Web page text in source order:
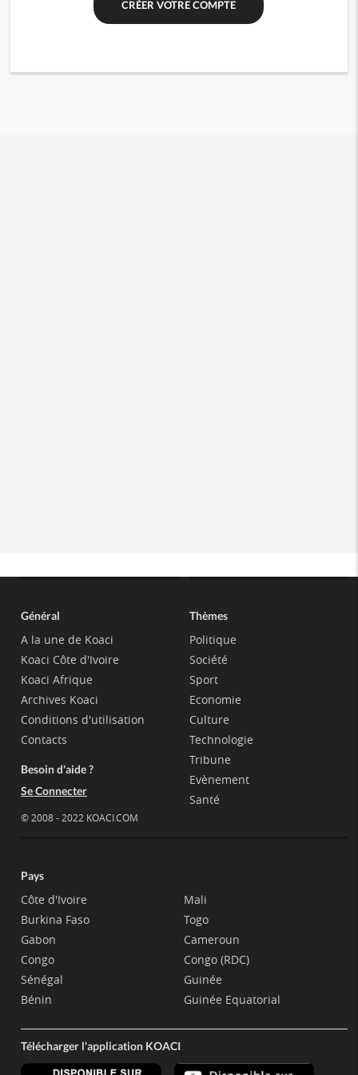
Général
A la une de Koaci
Koaci Côte d'Ivoire
Koaci Afrique
Archives Koaci
Conditions d'utilisation
Contacts
Besoin d'aide ?
Se Connecter
© 2008 - 2022 KOACI.COM
Thèmes
Politique
Société
Sport
Economie
Culture
Technologie
Tribune
Evènement
Santé
Pays
Côte d'Ivoire
Burkina Faso
Gabon
Congo
Sénégal
Bénin
Mali
Togo
Cameroun
Congo (RDC)
Guinée
Guinée Equatorial
Télécharger l'application KOACI